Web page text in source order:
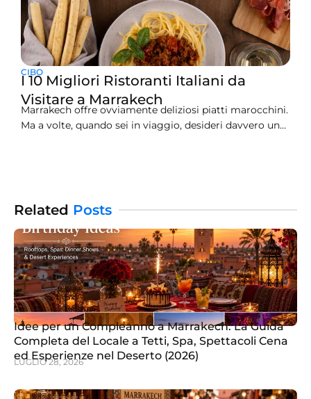
CIBO
I 10 Migliori Ristoranti Italiani da
Visitare a Marrakech
Marrakech offre ovviamente deliziosi piatti marocchini.
Ma a volte, quando sei in viaggio, desideri davvero un
informazioni per
Related Posts
Idee per un Compleanno a Marrakech: La Guida
Completa del Locale a Tetti, Spa, Spettacoli Cena
ed Esperienze nel Deserto (2026)
LUGLIO 28, 2026